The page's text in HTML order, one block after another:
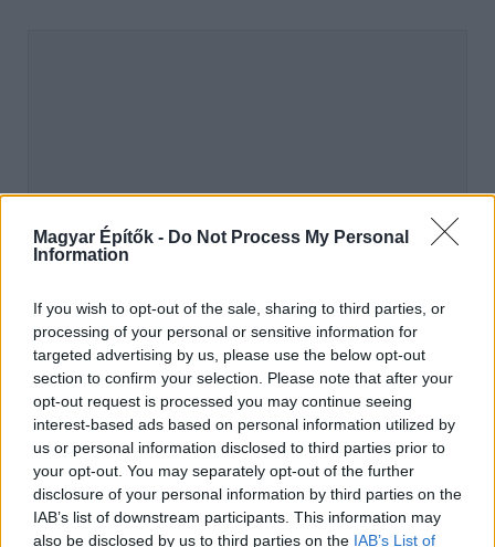
Magyar Építők - Do Not Process My Personal
Information
If you wish to opt-out of the sale, sharing to third parties, or
processing of your personal or sensitive information for
targeted advertising by us, please use the below opt-out
section to confirm your selection. Please note that after your
opt-out request is processed you may continue seeing
interest-based ads based on personal information utilized by
us or personal information disclosed to third parties prior to
your opt-out. You may separately opt-out of the further
disclosure of your personal information by third parties on the
IAB’s list of downstream participants. This information may
also be disclosed by us to third parties on the IAB’s List of
hirdetés
AJÁNLÓ
Mi épül?